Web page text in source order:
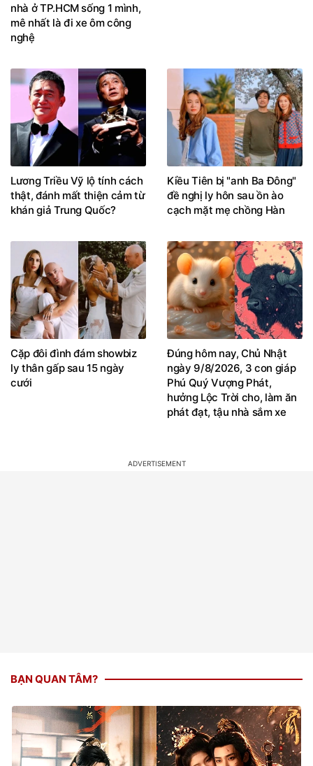
nhà ở TP.HCM sống 1 mình,
mê nhất là đi xe ôm công
nghệ
Lương Triều Vỹ lộ tính cách
thật, đánh mất thiện cảm từ
khán giả Trung Quốc?
Kiều Tiên bị "anh Ba Đông"
đề nghị ly hôn sau ồn ào
cạch mặt mẹ chồng Hàn
Cặp đôi đình đám showbiz
ly thân gấp sau 15 ngày
cưới
Đúng hôm nay, Chủ Nhật
ngày 9/8/2026, 3 con giáp
Phú Quý Vượng Phát,
hưởng Lộc Trời cho, làm ăn
phát đạt, tậu nhà sắm xe
BẠN QUAN TÂM?